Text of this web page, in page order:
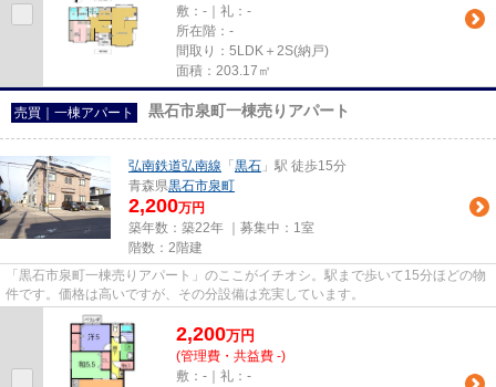
敷：-｜礼：-
所在階：-
間取り：5LDK＋2S(納戸)
面積：203.17㎡
売買｜一棟アパート 黒石市泉町一棟売りアパート
弘南鉄道弘南線 「 黒石 」駅 徒歩15分
青森県黒石市泉町
2,200万円
築年数：築22年 ｜募集中： 1室
階数：2階建
「黒石市泉町一棟売りアパート」のここがイチオシ。駅まで歩いて15分ほどの物
件です。価格は高いですが、その分設備は充実しています。
2,200万円
(管理費・共益費 -)
敷：-｜礼：-